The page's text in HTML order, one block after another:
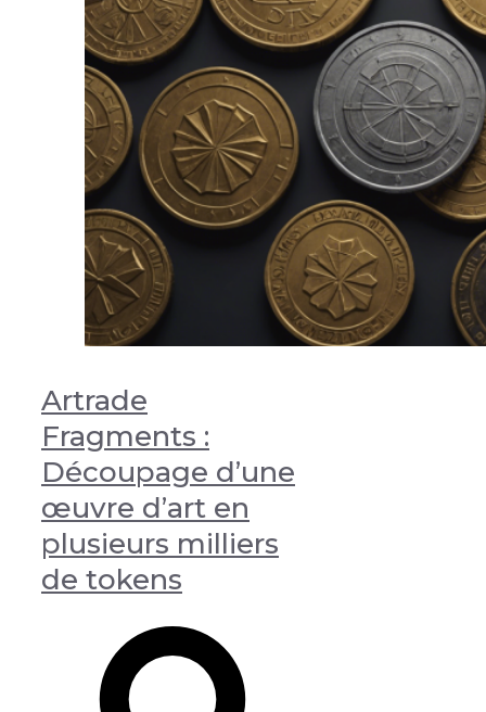
Artrade
Fragments :
Découpage d’une
œuvre d’art en
plusieurs milliers
de tokens